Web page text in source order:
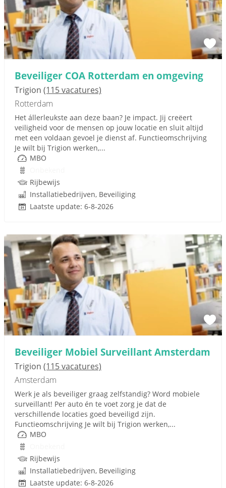
Beveiliger COA Rotterdam en omgeving
Trigion (115 vacatures)
Rotterdam
Het állerleukste aan deze baan? Je impact. Jij creëert
veiligheid voor de mensen op jouw locatie en sluit altijd
met een voldaan gevoel je dienst af. Functieomschrijving
Je wilt bij Trigion werken,...
MBO
Rijbewijs
Installatiebedrijven, Beveiliging
Laatste update: 6-8-2026
Beveiliger Mobiel Surveillant Amsterdam
Trigion (115 vacatures)
Amsterdam
Werk je als beveiliger graag zelfstandig? Word mobiele
surveillant! Per auto én te voet zorg je dat de
verschillende locaties goed beveiligd zijn.
Functieomschrijving Je wilt bij Trigion werken,...
MBO
Rijbewijs
Installatiebedrijven, Beveiliging
Laatste update: 6-8-2026